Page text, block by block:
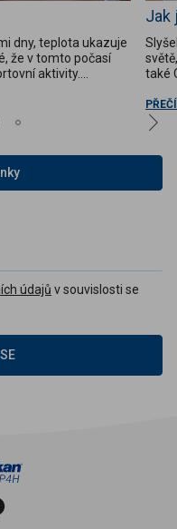
dny, teplota ukazuje
že v tomto počasí
aktivity.
minerály a
Jak
také
údajů v souvislosti se